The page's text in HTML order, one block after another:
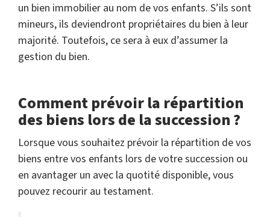
un bien immobilier au nom de vos enfants. S’ils sont
mineurs, ils deviendront propriétaires du bien à leur
majorité. Toutefois, ce sera à eux d’assumer la
gestion du bien.
Comment prévoir la répartition
des biens lors de la succession ?
Lorsque vous souhaitez prévoir la répartition de vos
biens entre vos enfants lors de votre succession ou
en avantager un avec la quotité disponible, vous
pouvez recourir au testament.